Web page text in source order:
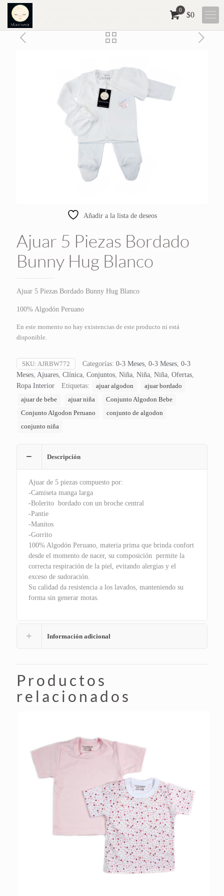
0
$0
Añadir a la lista de deseos
Ajuar 5 Piezas Bordado
Bunny Hug Blanco
Ajuar 5 Piezas Bordado Bunny Hug Blanco
100% Algodón Peruano
En este momento no hay existencias de este producto ni está
disponible.
SKU: AJRBW772 Categorías: 0-3 Meses 0-3 Meses 0-3
Meses Ajuares Clínica Conjuntos Niña Niña Niña Ofertas
Ropa Interior
Etiquetas: ajuar algodon
ajuar bordado
ajuar de bebe
ajuar niña
Conjunto Algodon Bebe
Conjunto Algodon Peruano
conjunto de algodon
conjunto niña
Descripción
Ajuar de 5 piezas compuesto por:
-Camiseta manga larga
-Bolerito bordado con un broche central
-Pantie
-Manitos
-Gorrito
100% Algodón Peruano, materia prima que brinda confort
desde el momento de nacer, su composición permite la
correcta respiración de la piel, evitando alergias y el
exceso de sudoración.
Su calidad da resistencia a los lavados, manteniendo su
forma sin generar motas.
Información adicional
Productos
relacionados